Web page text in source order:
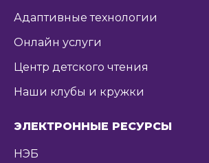
Адаптивные технологии
Онлайн услуги
Центр детского чтения
Наши клубы и кружки
ЭЛЕКТРОННЫЕ РЕСУРСЫ
НЭБ